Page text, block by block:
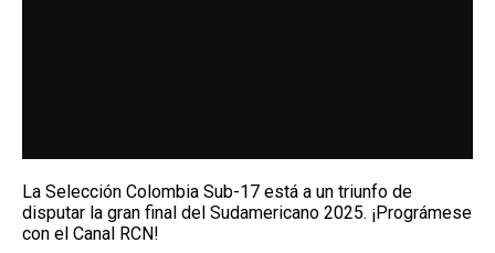
La Selección Colombia Sub-17 está a un triunfo de
disputar la gran final del Sudamericano 2025. ¡Prográmese
con el Canal RCN!